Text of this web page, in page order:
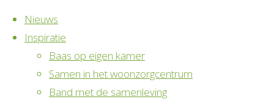
Nieuws
Inspiratie
Baas op eigen kamer
Samen in het woonzorgcentrum
Band met de samenleving